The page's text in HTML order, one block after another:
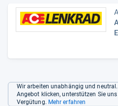
Wir arbeiten unabhängig und
Angebot klicken, unterstützen Sie
Vergütung. Mehr erfahren